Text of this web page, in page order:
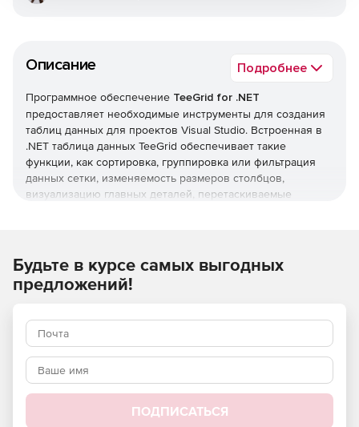
Описание Подробнее
Программное обеспечение TeeGrid for .NET
предоставляет необходимые инструменты для создания
таблиц данных для проектов Visual Studio. Встроенная в
.NET таблица данных TeeGrid обеспечивает такие
функции, как сортировка, группировка или фильтрация
данных сетки, изменяемость размеров столбцов,
визуализацию главных деталей, перетаскиваемые
Решение TeeGrid полностью совместимо с Visual Studio
NET и предлагает использовать общий код ядра для
TeeGrid поставляется с некоторыми темами по
умолчанию, которые могут быть произвольно настроены
для каждой среды.
Будьте в курсе самых выгодных
предложений!
ПОДПИСАТЬСЯ